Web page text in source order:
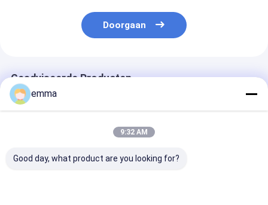
Doorgaan
Geadviseerde Producten
emma
9:32 AM
Good day, what product are you looking for?